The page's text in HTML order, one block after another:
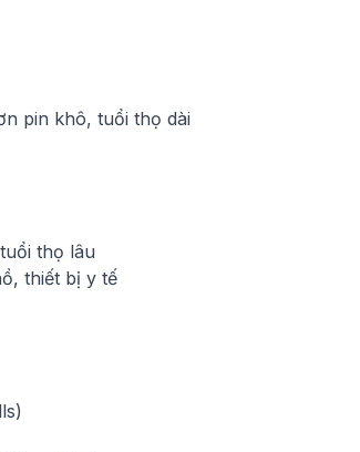
pin khô, tuổi thọ dài
thọ lâu
thiết bị y tế